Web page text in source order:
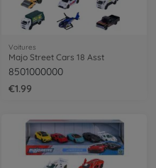
Voitures
Majo Street Cars 18 Asst
8501000000
€1.99